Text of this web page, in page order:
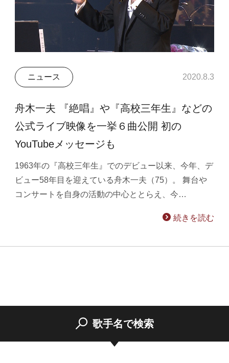
ニュース 2020.8.3
舟木一夫 『絶唱』や『高校三年生』などの
公式ライブ映像を一挙６曲公開 初の
YouTubeメッセージも
1963年の『高校三年生』でのデビュー以来、今年、デ
ビュー58年目を迎えている舟木一夫（75）。 舞台や
コンサートを自身の活動の中心ととらえ、今…
続きを読む
歌手名で検索